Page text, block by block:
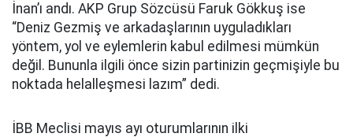
İnan’ı andı. AKP Grup Sözcüsü Faruk Gökkuş ise
“Deniz Gezmiş ve arkadaşlarının uyguladıkları
yöntem, yol ve eylemlerin kabul edilmesi mümkün
değil. Bununla ilgili önce sizin partinizin geçmişiyle bu
noktada helalleşmesi lazım” dedi.
İBB Meclisi mayıs ayı oturumlarının ilki